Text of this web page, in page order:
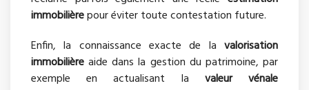
immobilièrepour éviter toute contestation future.
Enfin, la connaissance exacte de la valorisation
immobilière aide dans la gestion du patrimoine, par
exemple en actualisant la valeur vénale